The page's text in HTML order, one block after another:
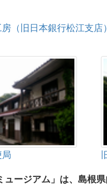
（旧日本銀行松江支店
ュージアム」は、島根